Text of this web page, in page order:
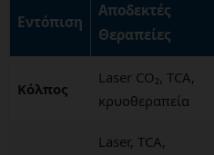
Εντόπιση
Αποδεκτές
Θεραπείες
Κόλπος
Laser CO₂, TCA,
κρυοθεραπεία
Laser, TCA,